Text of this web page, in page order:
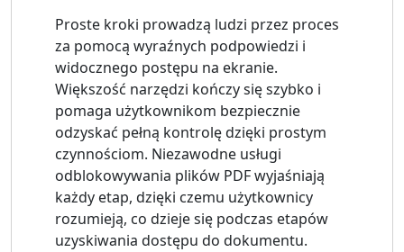
Proste kroki prowadzą ludzi przez proces
za pomocą wyraźnych podpowiedzi i
widocznego postępu na ekranie.
Większość narzędzi kończy się szybko i
pomaga użytkownikom bezpiecznie
odzyskać pełną kontrolę dzięki prostym
czynnościom. Niezawodne usługi
odblokowywania plików PDF wyjaśniają
każdy etap, dzięki czemu użytkownicy
rozumieją, co dzieje się podczas etapów
uzyskiwania dostępu do dokumentu.